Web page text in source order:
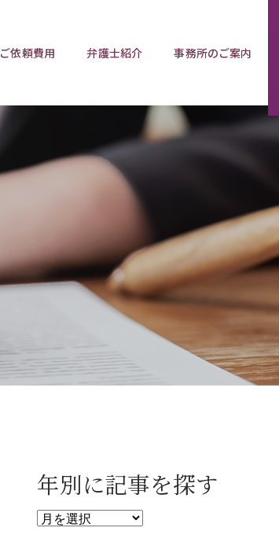
預金の使
遺産分割調停 相談
ご依頼費用 弁護士紹介 事務所のご案内
年別に記事を探す